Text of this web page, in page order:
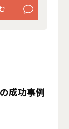
成功事例